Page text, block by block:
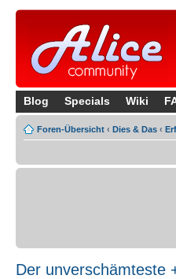
Blog Specials Wiki
Foren-Übersicht ‹ Dies & Das ‹
Der unverschämteste